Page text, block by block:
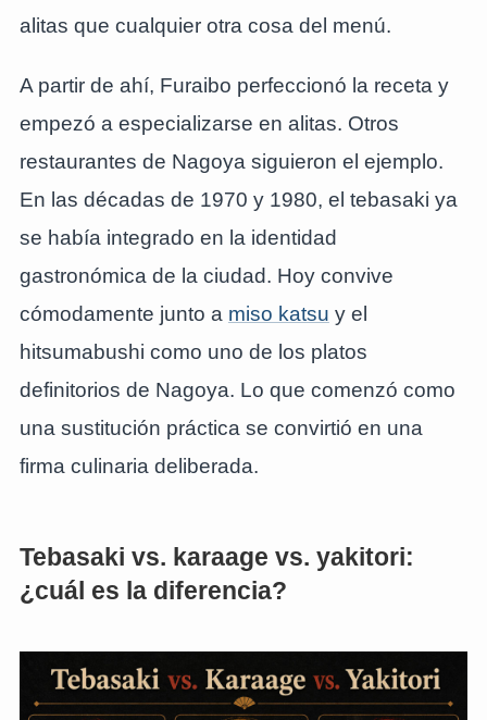
alitas que cualquier otra cosa del menú.
A partir de ahí, Furaibo perfeccionó la receta y
empezó a especializarse en alitas. Otros
restaurantes de Nagoya siguieron el ejemplo.
En las décadas de 1970 y 1980, el tebasaki ya
se había integrado en la identidad
gastronómica de la ciudad. Hoy convive
cómodamente junto a miso katsu y el
hitsumabushi como uno de los platos
definitorios de Nagoya. Lo que comenzó como
una sustitución práctica se convirtió en una
firma culinaria deliberada.
Tebasaki vs. karaage vs. yakitori:
¿cuál es la diferencia?